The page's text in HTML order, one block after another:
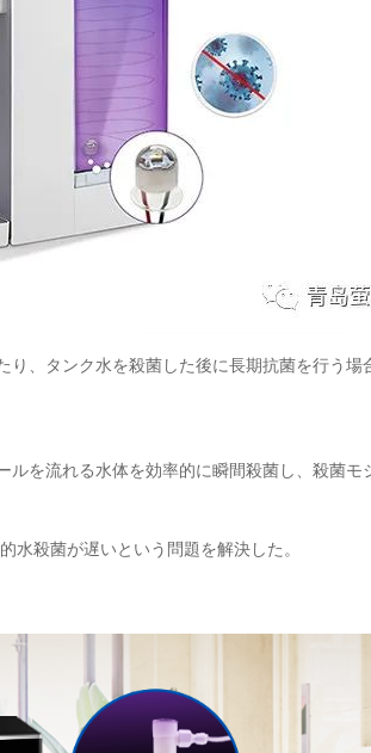
、タンク水を殺菌した後に長期抗菌を行う場
を流れる水体を効率的に瞬間殺菌し、殺菌
水殺菌が遅いという問題を解決した。